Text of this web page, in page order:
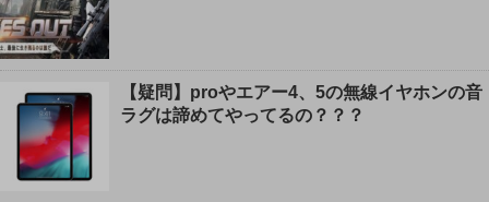
【疑問】proやエアー4、5の無線イヤホンの音
ラグは諦めてやってるの？？？